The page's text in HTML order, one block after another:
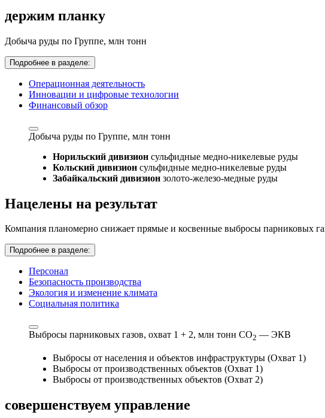
держим планку
Добыча руды по Группе, млн тонн
Подробнее в разделе:
Операционная деятельность
Инновации и цифровые технологии
Финансовый обзор
Добыча руды по Группе, млн тонн
Норильский дивизион сульфидные медно-никелевые руды
Кольский дивизион сульфидные медно-никелевые руды
Забайкальский дивизион золото-железо-медные руды
Нацелены на результат
Компания планомерно снижает прямые и косвенные выбросы парниковых
Подробнее в разделе:
Персонал
Безопасность производства
Экология и изменение климата
Социальная политика
Выбросы парниковых газов, охват 1 + 2, млн тонн СО2 — ЭКВ
Выбросы от населения и объектов инфраструктуры (Охват 1)
Выбросы от производственных объектов (Охват 1)
Выбросы от производственных объектов (Охват 2)
совершенствуем управление